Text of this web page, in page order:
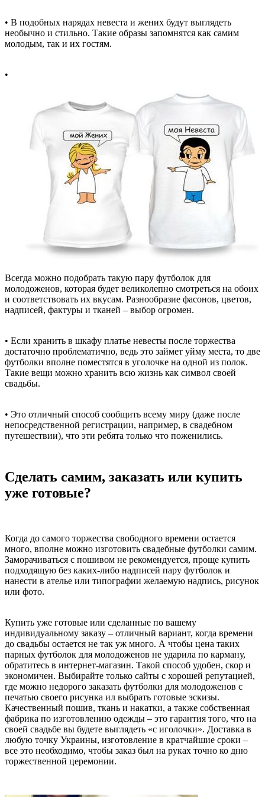
• В подобных нарядах невеста и жених будут выглядеть
необычно и стильно. Такие образы запомнятся как самим
молодым, так и их гостям.
•
Всегда можно подобрать такую пару футболок для
молодоженов, которая будет великолепно смотреться на обоих
и соответствовать их вкусам. Разнообразие фасонов, цветов,
надписей, фактуры и тканей – выбор огромен.
• Если хранить в шкафу платье невесты после торжества
достаточно проблематично, ведь это займет уйму места, то две
футболки вполне поместятся в уголочке на одной из полок.
Такие вещи можно хранить всю жизнь как символ своей
свадьбы.
• Это отличный способ сообщить всему миру (даже после
непосредственной регистрации, например, в свадебном
путешествии), что эти ребята только что поженились.
Сделать самим, заказать или купить
уже готовые?
Когда до самого торжества свободного времени остается
много, вполне можно изготовить свадебные футболки самим.
Заморачиваться с пошивом не рекомендуется, проще купить
подходящую без каких-либо надписей пару футболок и
нанести в ателье или типографии желаемую надпись, рисунок
или фото.
Купить уже готовые или сделанные по вашему
индивидуальному заказу – отличный вариант, когда времени
до свадьбы остается не так уж много. А чтобы цена таких
парных футболок для молодоженов не ударила по карману,
обратитесь в интернет-магазин. Такой способ удобен, скор и
экономичен. Выбирайте только сайты с хорошей репутацией,
где можно недорого заказать футболки для молодоженов с
печатью своего рисунка ил выбрать готовые эскизы.
Качественный пошив, ткань и накатки, а также собственная
фабрика по изготовлению одежды – это гарантия того, что на
своей свадьбе вы будете выглядеть «с иголочки». Доставка в
любую точку Украины, изготовление в кратчайшие сроки –
все это необходимо, чтобы заказ был на руках точно ко дню
торжественной церемонии.